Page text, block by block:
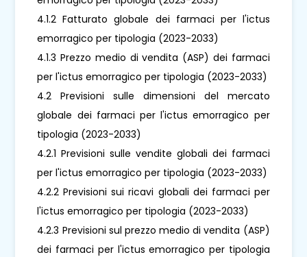
4.1.2 Fatturato globale dei farmaci per l'ictus
emorragico per tipologia (2023-2033)
4.1.3 Prezzo medio di vendita (ASP) dei farmaci
per l'ictus emorragico per tipologia (2023-2033)
4.2 Previsioni sulle dimensioni del mercato
globale dei farmaci per l'ictus emorragico per
tipologia (2023-2033)
4.2.1 Previsioni sulle vendite globali dei farmaci
per l'ictus emorragico per tipologia (2023-2033)
4.2.2 Previsioni sui ricavi globali dei farmaci per
l'ictus emorragico per tipologia (2023-2033)
4.2.3 Previsioni sul prezzo medio di vendita (ASP)
dei farmaci per l'ictus emorragico per tipologia